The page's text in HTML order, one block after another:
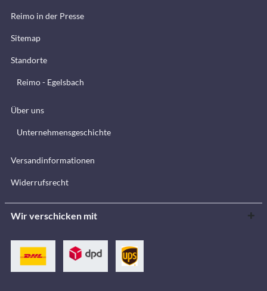
Reimo in der Presse
Sitemap
Standorte
Reimo - Egelsbach
Über uns
Unternehmensgeschichte
Versandinformationen
Widerrufsrecht
Wir verschicken mit